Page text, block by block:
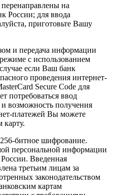
на
для ввода
приготовьте Вашу
и передача информации
с использованием
если Ваш банк
проведения интернет-
Secure Code для
потребоваться ввод
возможность получения
платежей Вы можете
карту.
битное шифрование.
персональной информации
Введенная
третьим лицам за
законодательством
картам